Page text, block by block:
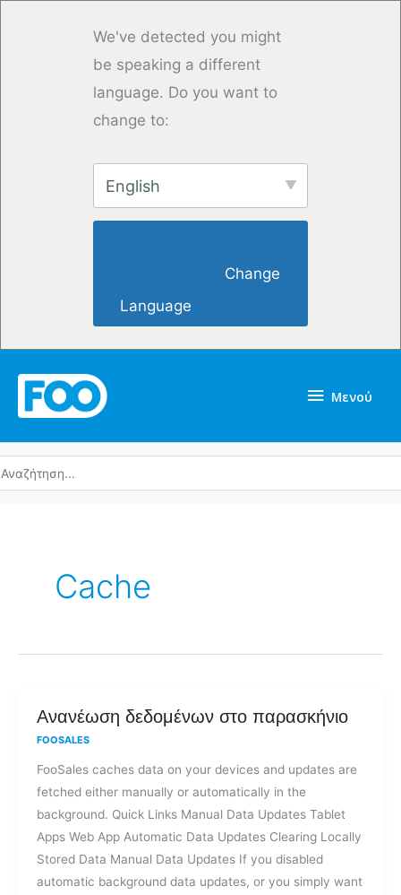
We've detected you might
be speaking a different
language. Do you want to
change to:
English
Language
Μενού
Cache
Ανανέωση δεδομένων στο παρασκήνιο
FOOSALES
FooSales caches data on your devices and updates are
fetched either manually or automatically in the
background. Quick Links Manual Data Updates Tablet
Apps Web App Automatic Data Updates Clearing Locally
Stored Data Manual Data Updates If you disabled
automatic background data updates, or you simply want
Ανανέωση
δεδομένων